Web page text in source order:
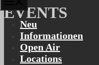
Neu
Informationen
Open Air
Locations
EVENTS